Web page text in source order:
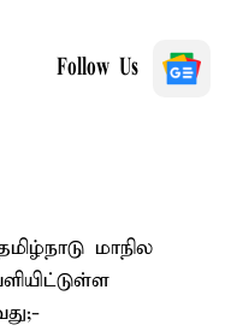
Follow Us
மாநில